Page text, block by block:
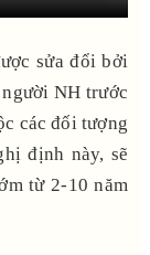
sửa đổi bởi
NH trước
các đối tượng
định này, sẽ
từ 2-10 năm